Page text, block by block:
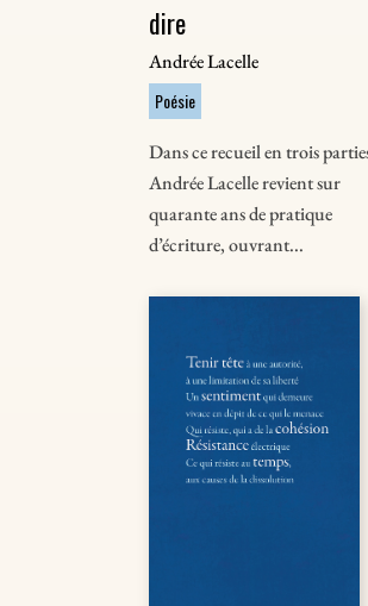
dire
Andrée Lacelle
Poésie
Dans ce recueil en trois
Andrée Lacelle revient sur
quarante ans de pratique
d’écriture, ouvrant...